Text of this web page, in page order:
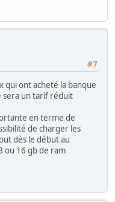
#7
qui ont acheté la banque
sera un tarif réduit
en terme de
de charger les
dès le début au
ou 16 gb de ram